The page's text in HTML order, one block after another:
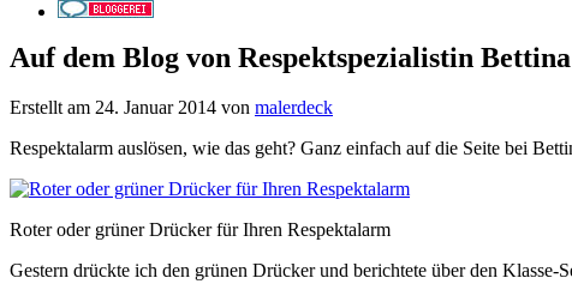
Auf dem Blog von Respektspezialistin
Erstellt am 24. Januar 2014 von malerdeck
Respektalarm auslösen, wie das geht? Ganz einfach auf die Seite bei
Roter oder grüner Drücker für Ihren Respektalarm
Gestern drückte ich den grünen Drücker und berichtete über den